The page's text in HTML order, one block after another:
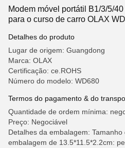
Modem móvel portátil B1/3/5/
para o curso de carro OLAX
Detalhes do produto
Lugar de origem: Guangdong
Marca: OLAX
Certificação: ce.ROHS
Número do modelo: WD680
Termos do pagamento & do
Quantidade de ordem mínima:
Preço: Negociável
Detalhes da embalagem:
embalagem de 13.5*11.5*2.2cm: